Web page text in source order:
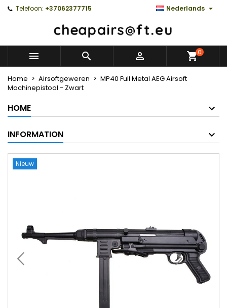
Telefoon: +37062377715 Nederlands 
   0
Home Airsoftgeweren
MP40 Full Metal AEG Airsoft
Machinepistool - Zwart
HOME
INFORMATION
Nieuw